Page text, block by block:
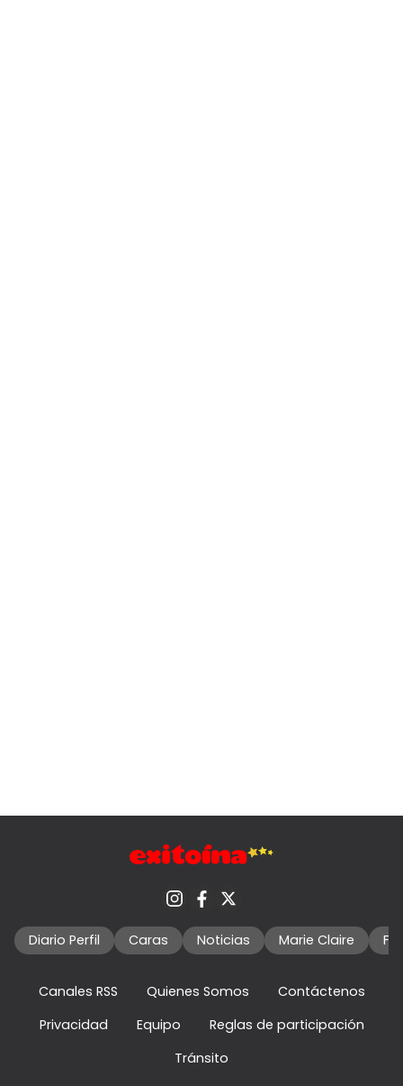
Diario Perfil Caras Noticias Marie Claire
Canales RSS Quienes Somos
Contáctenos
Privacidad
Equipo
Reglas de participación
Tránsito